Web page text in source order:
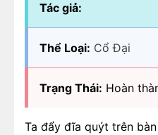
Tác giả:
Thể Loại: Cổ Đại
Trạng Thái: Hoàn
Ta đẩy đĩa quýt trên